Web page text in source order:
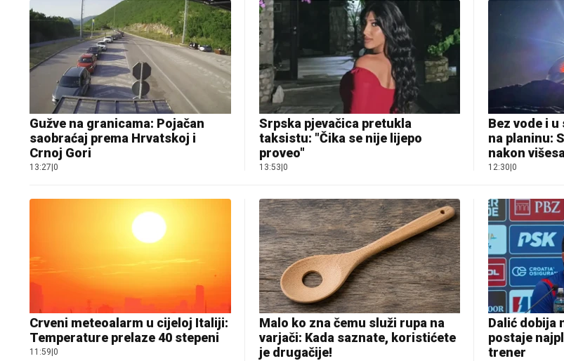
Gužve na granicama: Pojačan
saobraćaj prema Hrvatskoj i
Crnoj Gori
13:27 0
Srpska pjevačica pretukla
taksistu: "Čika se nije lijepo
proveo"
13:53 0
Bez vode i
na planinu:
nakon
12:30 |0
Crveni meteoalarm u cijeloj Italiji:
Temperature prelaze 40 stepeni
11:59 0
Malo ko zna čemu služi rupa na
varjači: Kada saznate, koristićete
je drugačije!
Dalić dobija
postaje
trener